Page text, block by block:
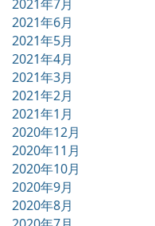
2021年7月
2021年6月
2021年5月
2021年4月
2021年3月
2021年2月
2021年1月
2020年12月
2020年11月
2020年10月
2020年9月
2020年8月